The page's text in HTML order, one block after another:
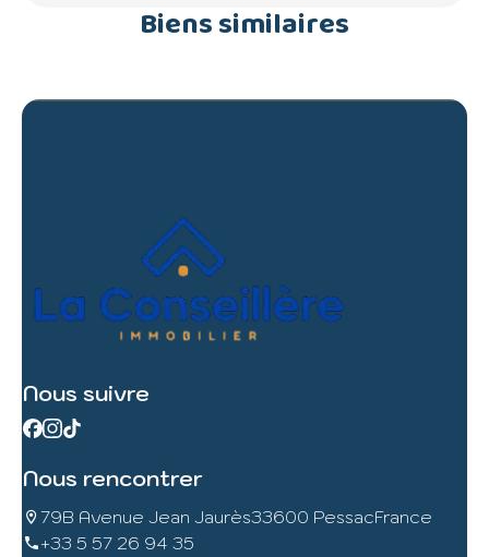
Biens similaires
Nous suivre
Nous rencontrer
79B Avenue Jean Jaurès33600 PessacFrance
+33 5 57 26 94 35